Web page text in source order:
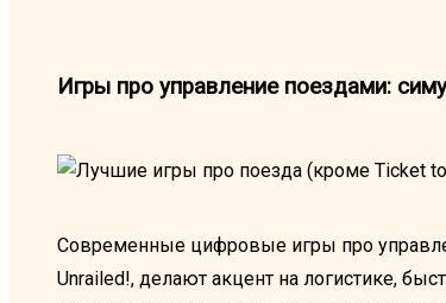
Игры про управление поездами:
Современные цифровые игры про
Unrailed!, делают акцент на логистике,